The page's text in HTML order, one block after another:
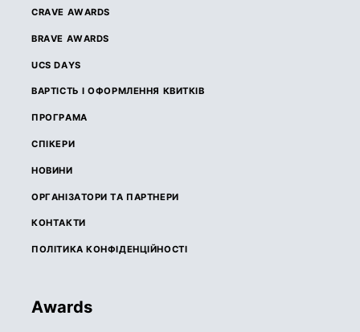
CRAVE AWARDS
BRAVE AWARDS
UCS DAYS
ВАРТІСТЬ І ОФОРМЛЕННЯ КВИТКІВ
ПРОГРАМА
СПІКЕРИ
НОВИНИ
ОРГАНІЗАТОРИ ТА ПАРТНЕРИ
КОНТАКТИ
ПОЛІТИКА КОНФІДЕНЦІЙНОСТІ
Awards